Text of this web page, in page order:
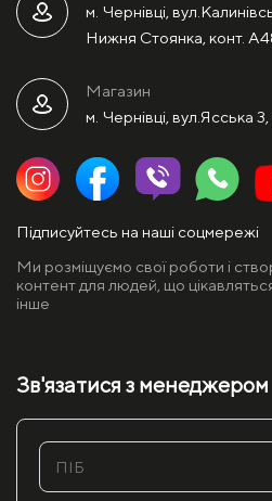
м. Чернівці,
Нижня Стоянка, конт.
Магазин
м. Чернівці, вул.Ясська
Підписуйтесь на наші соцмережі
Ми розміщуємо свої роботи і
контент для людей, що
інше
Зв'язатися з менеджером